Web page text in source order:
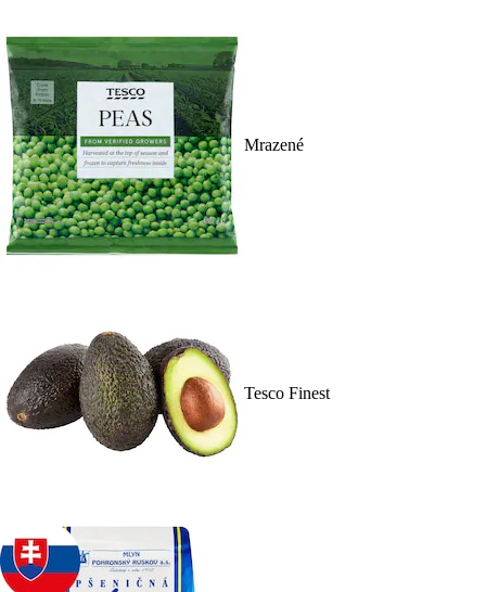
Mrazené
Tesco Finest